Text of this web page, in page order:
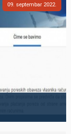
09 septembar 2022